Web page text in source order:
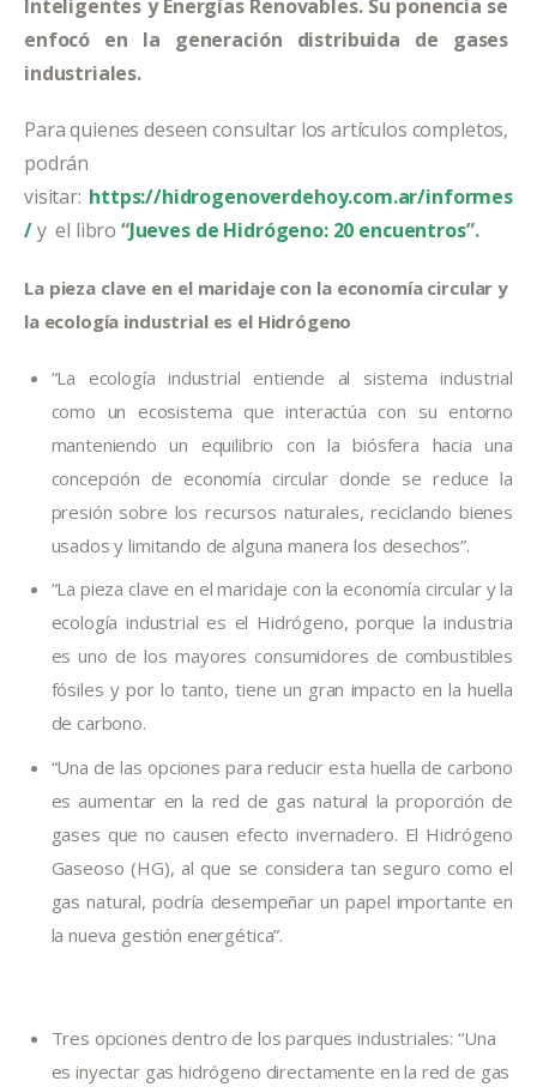
Inteligentes y Energías Renovables. Su ponencia se
enfocó en la generación distribuida de gases
industriales.
Para quienes deseen consultar los artículos completos,
podrán
visitar: https://hidrogenoverdehoy.com.ar/informes
/y  el libro “Jueves de Hidrógeno: 20 encuentros”.
La pieza clave en el maridaje con la economía circular y
la ecología industrial es el Hidrógeno
“La ecología industrial entiende al sistema industrial
como un ecosistema que interactúa con su entorno
manteniendo un equilibrio con la biósfera hacia una
concepción de economía circular donde se reduce la
presión sobre los recursos naturales, reciclando bienes
usados y limitando de alguna manera los desechos”.
“La pieza clave en el maridaje con la economía circular y la
ecología industrial es el Hidrógeno, porque la industria
es uno de los mayores consumidores de combustibles
fósiles y por lo tanto, tiene un gran impacto en la huella
de carbono.
“Una de las opciones para reducir esta huella de carbono
es aumentar en la red de gas natural la proporción de
gases que no causen efecto invernadero. El Hidrógeno
Gaseoso (HG), al que se considera tan seguro como el
gas natural, podría desempeñar un papel importante en
la nueva gestión energética”.
Tres opciones dentro de los parques industriales: “Una
es inyectar gas hidrógeno directamente en la red de gas